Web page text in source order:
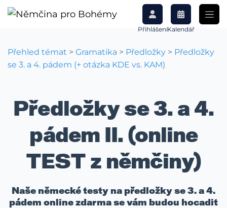
PřihlášeníKalendář
Přehled témat > Gramatika > Předložky > Předložky
se 3. a 4. pádem (+ otázka KDE vs. KAM)
Předložky se 3. a 4.
pádem II. (online
TEST z němčiny)
Naše německé testy na předložky se 3. a 4.
pádem online zdarma se vám budou hocadit